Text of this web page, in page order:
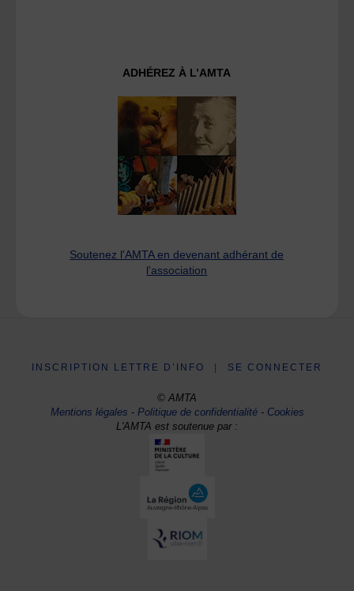
ADHÉREZ À L’AMTA
Soutenez l'AMTA en devenant adhérant de
l'association
INSCRIPTION LETTRE D’INFO SE CONNECTER
© AMTA
Mentions légales -Politique de confidentialité- Cookies
L'AMTA est soutenue par :